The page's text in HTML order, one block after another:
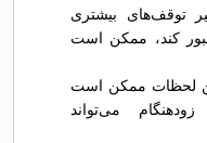
توقف‌های بیشتری
کند، ممکن است
لحظات ممکن است
می‌تواند